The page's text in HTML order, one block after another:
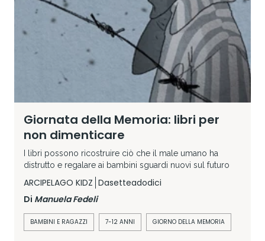
Giornata della Memoria: libri per
non dimenticare
I libri possono ricostruire ciò che il male umano ha
distrutto e regalare ai bambini sguardi nuovi sul futuro
ARCIPELAGO KIDZ Dasetteadodici
Di Manuela Fedeli
BAMBINI E RAGAZZI 7-12 ANNI GIORNO DELLA MEMORIA